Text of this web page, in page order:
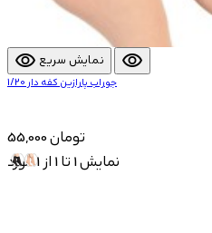
visibility نمایش سریع visibility
جوراب پارازین کفه دار 1/20
55,000 تومان
نمایش 1 تا 1 از 1 مورد